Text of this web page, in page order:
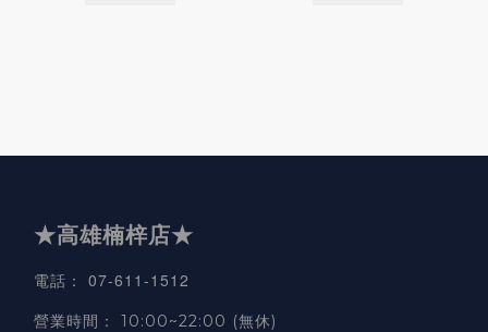
★高雄楠梓店★
電話 ： 07-611-1512
營業時間 ： 10:00~22:00 (無休)